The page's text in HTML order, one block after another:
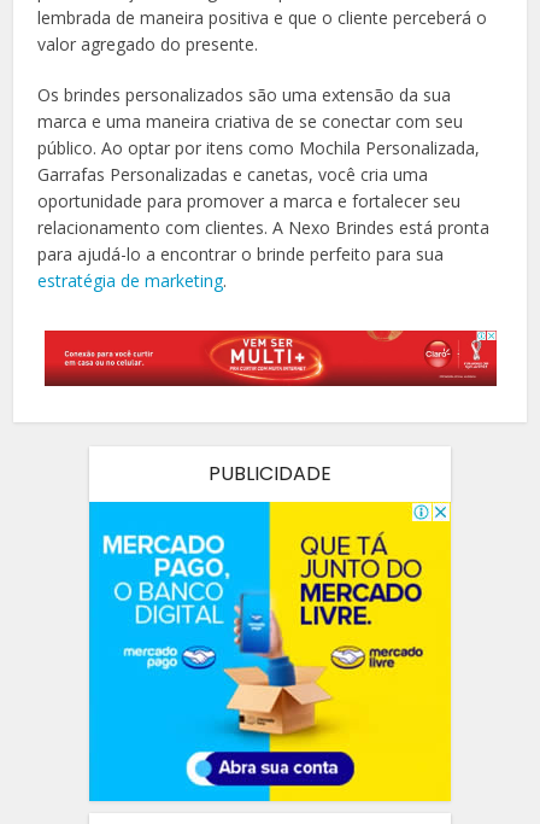
lembrada de maneira positiva e que o cliente perceberá o
valor agregado do presente.
Os brindes personalizados são uma extensão da sua
marca e uma maneira criativa de se conectar com seu
público. Ao optar por itens como Mochila Personalizada,
Garrafas Personalizadas e canetas, você cria uma
oportunidade para promover a marca e fortalecer seu
relacionamento com clientes. A Nexo Brindes está pronta
para ajudá-lo a encontrar o brinde perfeito para sua
estratégia de marketing.
PUBLICIDADE